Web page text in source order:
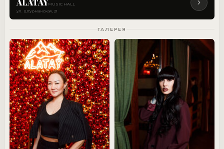
ALATAYMUSIC HALL
ул. Штурманская, 21
ГАЛЕРЕЯ